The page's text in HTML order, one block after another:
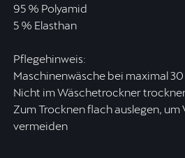
95 % Polyamid
5 % Elasthan
Pflegehinweis:
Maschinenwäsche bei maximal 30
Nicht im Wäschetrockner
Zum Trocknen flach auslegen, um
vermeiden